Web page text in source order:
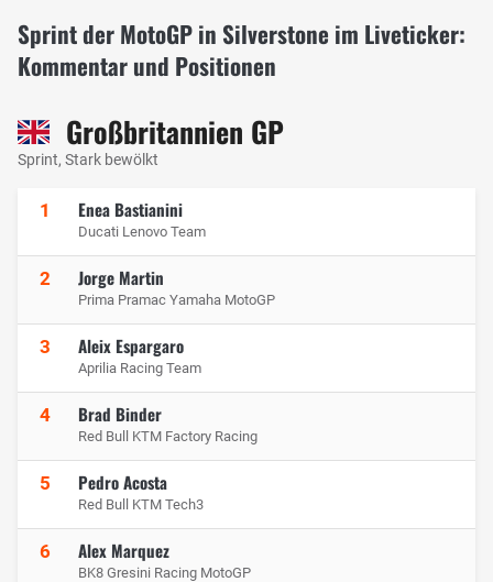
Sprint der MotoGP in Silverstone im Liveticker:
Kommentar und Positionen
Großbritannien GP
Sprint, Stark bewölkt
1 Enea Bastianini
Ducati Lenovo Team
2 Jorge Martin
Prima Pramac Yamaha MotoGP
3 Aleix Espargaro
Aprilia Racing Team
4 Brad Binder
Red Bull KTM Factory Racing
5 Pedro Acosta
Red Bull KTM Tech3
6 Alex Marquez
BK8 Gresini Racing MotoGP